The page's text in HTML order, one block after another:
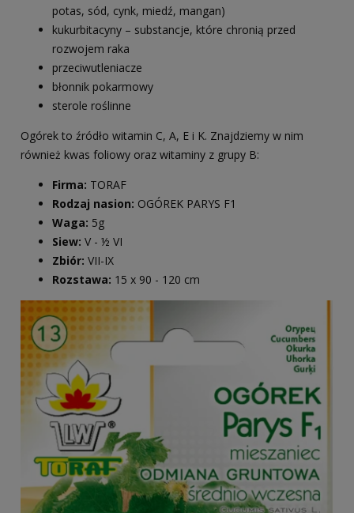
potas, sód, cynk, miedź, mangan)
kukurbitacyny – substancje, które chronią przed
rozwojem raka
przeciwutleniacze
błonnik pokarmowy
sterole roślinne
Ogórek to źródło witamin C, A, E i K. Znajdziemy w nim
również kwas foliowy oraz witaminy z grupy B:
Firma: TORAF
Rodzaj nasion: OGÓREK PARYS F1
Waga: 5g
Siew: V - ½ VI
Zbiór: VII-IX
Rozstawa: 15 x 90 - 120 cm